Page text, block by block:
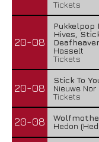
Tickets
20-08
Pukkelpop
Hives,
Hasselt
Tickets
20-08
Stick To
Nieuwe Nor
Tickets
20-08
Hedon